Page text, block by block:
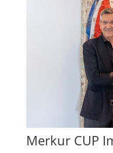
Merkur CUP